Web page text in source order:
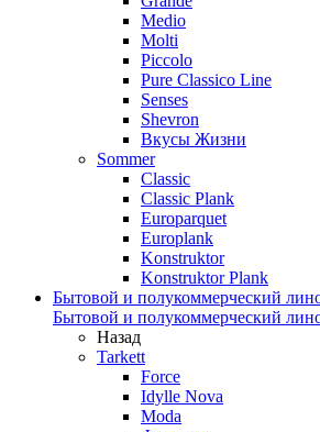
Medio
Molti
Piccolo
Pure Classico Line
Senses
Shevron
Вкусы Жизни
Sommer
Classic
Classic Plank
Europarquet
Europlank
Konstruktor
Konstruktor Plank
Бытовой и полукоммерческий
Бытовой и полукоммерческий
Назад
Tarkett
Force
Idylle Nova
Moda